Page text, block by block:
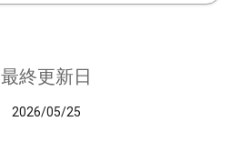
最終更新日
2026/05/25